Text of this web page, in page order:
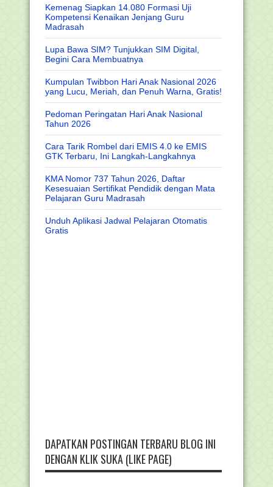
Kemenag Siapkan 14.080 Formasi Uji
Kompetensi Kenaikan Jenjang Guru
Madrasah
Lupa Bawa SIM? Tunjukkan SIM Digital,
Begini Cara Membuatnya
Kumpulan Twibbon Hari Anak Nasional 2026
yang Lucu, Meriah, dan Penuh Warna, Gratis!
Pedoman Peringatan Hari Anak Nasional
Tahun 2026
Cara Tarik Rombel dari EMIS 4.0 ke EMIS
GTK Terbaru, Ini Langkah-Langkahnya
KMA Nomor 737 Tahun 2026, Daftar
Kesesuaian Sertifikat Pendidik dengan Mata
Pelajaran Guru Madrasah
Unduh Aplikasi Jadwal Pelajaran Otomatis
Gratis
DAPATKAN POSTINGAN TERBARU BLOG INI
DENGAN KLIK SUKA (LIKE PAGE)